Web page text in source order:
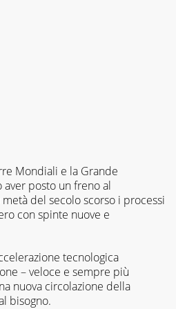
Mondiali e la Grande
aver posto un freno al
del secolo scorso i processi
con spinte nuove e
tecnologica
– veloce e sempre più
nuova circolazione della
bisogno.